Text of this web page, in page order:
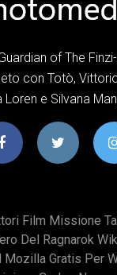
of The
con Totò,
Loren e Silvana
Film Missione
Del Ragnarok
Mozilla Gratis Per